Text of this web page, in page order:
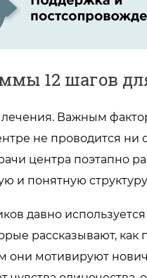
12 шагов
Важным
не проводится
центра поэтапно
и понятную
давно
рассказывают, как
они мотивируют